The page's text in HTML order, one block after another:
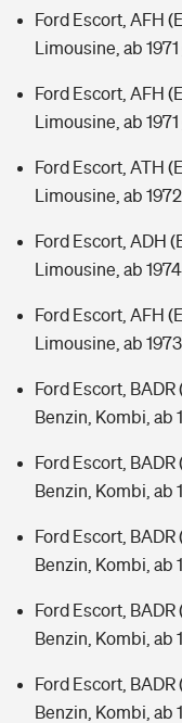
Ford Escort, AFH
Limousine, ab 1971
Ford Escort, AFH
Limousine, ab 1971
Ford Escort, ATH
Limousine, ab 1972
Ford Escort, ADH
Limousine, ab 1974
Ford Escort, AFH
Limousine, ab 1973
Ford Escort, BADR
Benzin, Kombi, ab
Ford Escort, BADR
Benzin, Kombi, ab
Ford Escort, BADR
Benzin, Kombi, ab
Ford Escort, BADR
Benzin, Kombi, ab
Ford Escort, BADR
Benzin, Kombi, ab